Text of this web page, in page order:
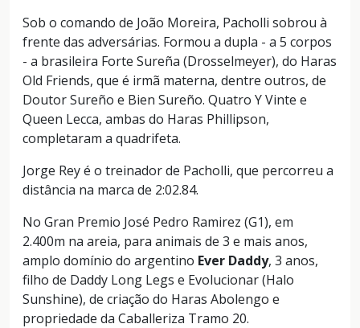
Sob o comando de João Moreira, Pacholli sobrou à
frente das adversárias. Formou a dupla - a 5 corpos
- a brasileira Forte Sureña (Drosselmeyer), do Haras
Old Friends, que é irmã materna, dentre outros, de
Doutor Sureño e Bien Sureño. Quatro Y Vinte e
Queen Lecca, ambas do Haras Phillipson,
completaram a quadrifeta.
Jorge Rey é o treinador de Pacholli, que percorreu a
distância na marca de 2:02.84.
No Gran Premio José Pedro Ramirez (G1), em
2.400m na areia, para animais de 3 e mais anos,
amplo domínio do argentino Ever Daddy, 3 anos,
filho de Daddy Long Legs e Evolucionar (Halo
Sunshine), de criação do Haras Abolengo e
propriedade da Caballeriza Tramo 20.